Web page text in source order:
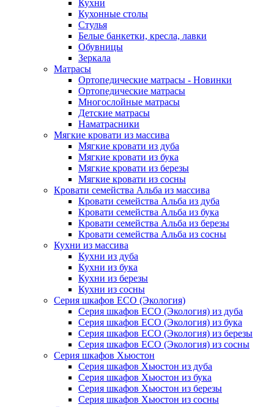
Кухни
Кухонные столы
Стулья
Белые банкетки, кресла, лавки
Обувницы
Зеркала
Матрасы
Ортопедические матрасы - Новинки
Ортопедические матрасы
Многослойные матрасы
Детские матрасы
Наматрасники
Мягкие кровати из массива
Мягкие кровати из дуба
Мягкие кровати из бука
Мягкие кровати из березы
Мягкие кровати из сосны
Кровати семейства Альба из массива
Кровати семейства Альба из дуба
Кровати семейства Альба из бука
Кровати семейства Альба из березы
Кровати семейства Альба из сосны
Кухни из массива
Кухни из дуба
Кухни из бука
Кухни из березы
Кухни из сосны
Серия шкафов ECO (Экология)
Серия шкафов ECO (Экология) из дуба
Серия шкафов ECO (Экология) из бука
Серия шкафов ECO (Экология) из березы
Серия шкафов ECO (Экология) из сосны
Серия шкафов Хьюстон
Серия шкафов Хьюстон из дуба
Серия шкафов Хьюстон из бука
Серия шкафов Хьюстон из березы
Серия шкафов Хьюстон из сосны